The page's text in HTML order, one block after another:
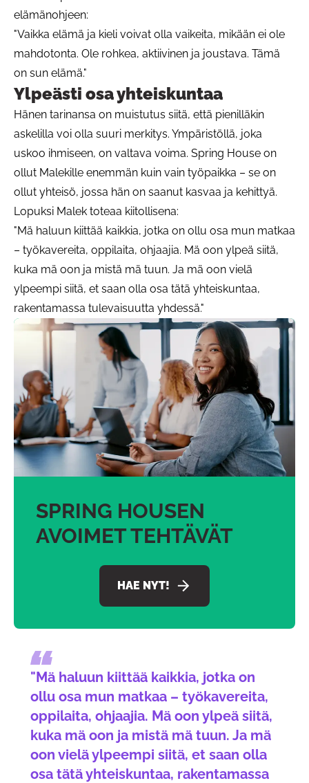
elämänohjeen:
"Vaikka elämä ja kieli voivat olla vaikeita, mikään ei ole
mahdotonta. Ole rohkea, aktiivinen ja joustava. Tämä
on sun elämä."
Ylpeästi osa yhteiskuntaa
Hänen tarinansa on muistutus siitä, että pienilläkin
askelilla voi olla suuri merkitys. Ympäristöllä, joka
uskoo ihmiseen, on valtava voima. Spring House on
ollut Malekille enemmän kuin vain työpaikka – se on
ollut yhteisö, jossa hän on saanut kasvaa ja kehittyä.
Lopuksi Malek toteaa kiitollisena:
"Mä haluun kiittää kaikkia, jotka on ollu osa mun matkaa
– työkavereita, oppilaita, ohjaajia. Mä oon ylpeä siitä,
kuka mä oon ja mistä mä tuun. Ja mä oon vielä
ylpeempi siitä, et saan olla osa tätä yhteiskuntaa,
rakentamassa tulevaisuutta yhdessä."
SPRING HOUSEN
AVOIMET TEHTÄVÄT
HAE NYT!
"Mä haluun kiittää kaikkia, jotka on
ollu osa mun matkaa – työkavereita,
oppilaita, ohjaajia. Mä oon ylpeä siitä,
kuka mä oon ja mistä mä tuun. Ja mä
oon vielä ylpeempi siitä, et saan olla
osa tätä yhteiskuntaa, rakentamassa